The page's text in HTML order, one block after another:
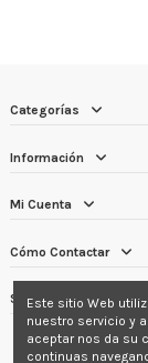
Categorías
Información
Mi Cuenta
Cómo Contactar
Síguenos
Este sitio Web
nuestro servicio y
aceptar nos da su
continuas